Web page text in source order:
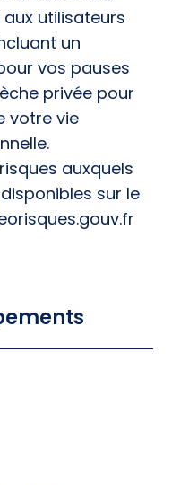
utilisateurs
un
vos pauses
privée pour
votre vie
auxquels
sur le